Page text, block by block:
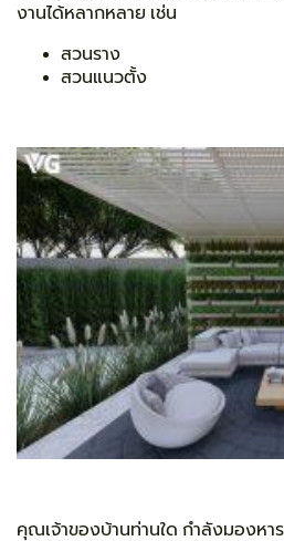
งานได้หลากหลาย เช่น
สวนราง
สวนแนวตั้ง
คุณเจ้าของบ้านท่านใด กำลังมองห